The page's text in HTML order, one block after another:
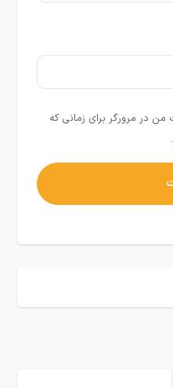
من در مرورگر برای زمانی که